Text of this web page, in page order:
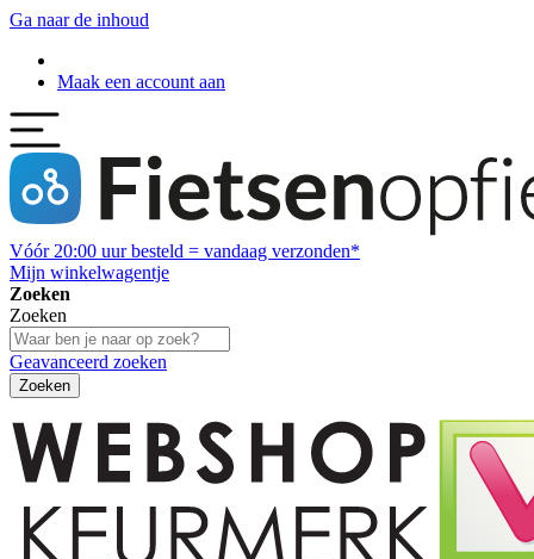
Ga naar de inhoud
Maak een account aan
Vóór 20:00 uur besteld = vandaag verzonden*
Mijn winkelwagentje
Zoeken
Zoeken
Geavanceerd zoeken
Zoeken